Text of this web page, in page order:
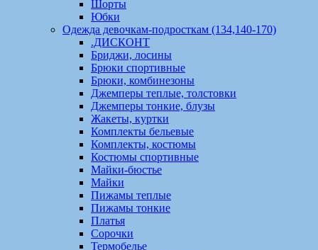
Шорты
Юбки
Одежда девочкам-подросткам (134,140-170)
.ДИСКОНТ
Бриджи, лосины
Брюки спортивные
Брюки, комбинезоны
Джемперы теплые, толстовки
Джемперы тонкие, блузы
Жакеты, куртки
Комплекты бельевые
Комплекты, костюмы
Костюмы спортивные
Майки-бюстье
Майки
Пижамы теплые
Пижамы тонкие
Платья
Сорочки
Термобелье